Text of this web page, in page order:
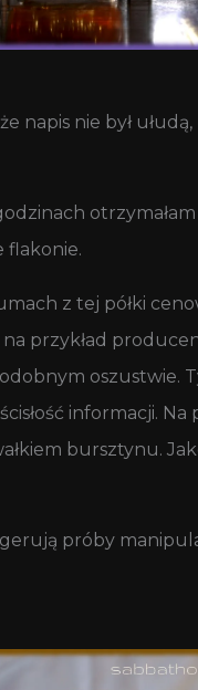
napis nie był
flakonie.
z tej półki
przykład
oszustwie.
informacji.
bursztynu.
próby